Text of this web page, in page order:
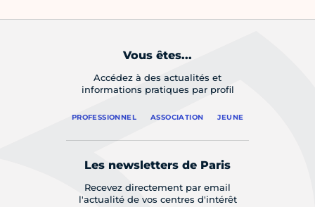
Vous êtes...
Accédez à des actualités et
informations pratiques par profil
PROFESSIONNEL ASSOCIATION JEUNE
Les newsletters de Paris
Recevez directement par email
l'actualité de vos centres d'intérêt